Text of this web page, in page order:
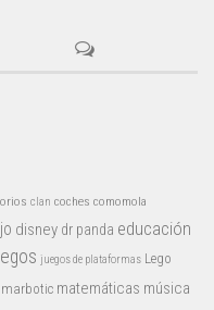
clan coches comomola
disney dr panda educación
juegos de plataformas Lego
marbotic matemáticas música